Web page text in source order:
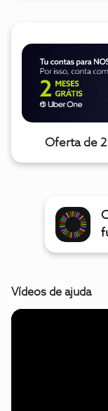
Oferta de
Vídeos de ajuda